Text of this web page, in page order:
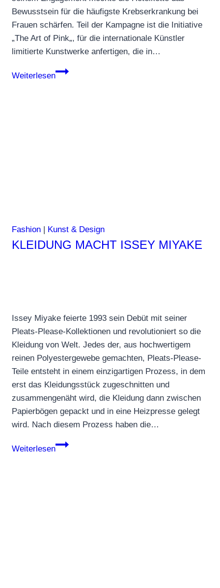
Bewusstsein für die häufigste Krebserkrankung bei
Frauen schärfen. Teil der Kampagne ist die Initiative
„The Art of Pink„, für die internationale Künstler
limitierte Kunstwerke anfertigen, die in…
Weiterlesen
Peninsula
Fashion | Kunst & Design
KLEIDUNG MACHT ISSEY MIYAKE
Issey Miyake feierte 1993 sein Debüt mit seiner
Pleats-Please-Kollektionen und revolutioniert so die
Kleidung von Welt. Jedes der, aus hochwertigem
reinen Polyestergewebe gemachten, Pleats-Please-
Teile entsteht in einem einzigartigen Prozess, in dem
erst das Kleidungsstück zugeschnitten und
zusammengenäht wird, die Kleidung dann zwischen
Papierbögen gepackt und in eine Heizpresse gelegt
wird. Nach diesem Prozess haben die…
Weiterlesen
Kleidung